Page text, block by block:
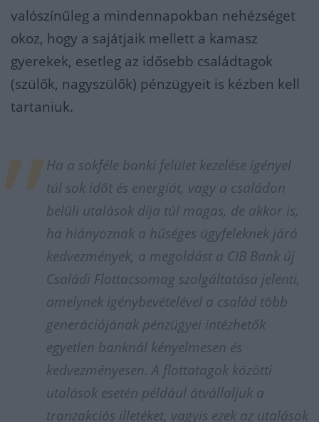
valószínűleg a mindennapokban nehézséget
okoz, hogy a sajátjaik mellett a kamasz
gyerekek, esetleg az idősebb családtagok
(szülők, nagyszülők) pénzügyeit is kézben kell
tartaniuk.
Ha a sokféle banki felület kezelése igényel
túl sok időt és energiát, vagy a családon
belüli utalások díja túl magas, de akkor is,
ha hiányoznak a hűséges ügyfeleknek járó
kedvezmények, a megoldást a CIB Bank új
Családi Flottacsomag szolgáltatása jelenti,
amelynek igénybevételével a család több
generációjának pénzügyei intézhetők
egyetlen banknál kényelmesen és
kedvezményesen. A flottatagok közötti
utalások esetén például átvállaljuk a
tranzakciós illetéket, vagyis ezek az utalások